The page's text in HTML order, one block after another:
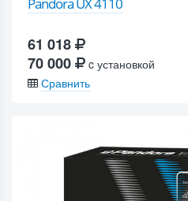
61 018
70 000
c установкой
Сравнить